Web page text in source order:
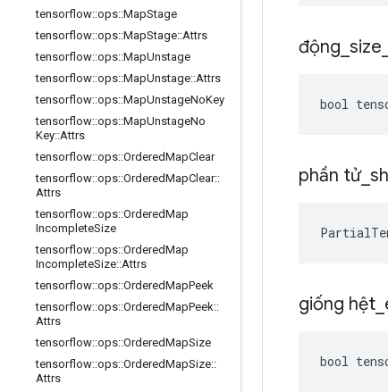
tensorflow::ops::MapStage
tensorflow::ops::MapStage::Attrs
tensorflow::ops::MapUnstage
tensorflow::ops::MapUnstage::Attrs
tensorflow::ops::MapUnstageNoKey
tensorflow::ops::MapUnstageNo
Key::Attrs
tensorflow::ops::OrderedMapClear
tensorflow::ops::OrderedMapClear::
Attrs
tensorflow::ops::OrderedMap
IncompleteSize
tensorflow::ops::OrderedMap
IncompleteSize::Attrs
tensorflow::ops::OrderedMapPeek
tensorflow::ops::OrderedMapPeek::
Attrs
tensorflow::ops::OrderedMapSize
tensorflow::ops::OrderedMapSize::
Attrs
động size
bool
phần tử_
giống hệt
bool